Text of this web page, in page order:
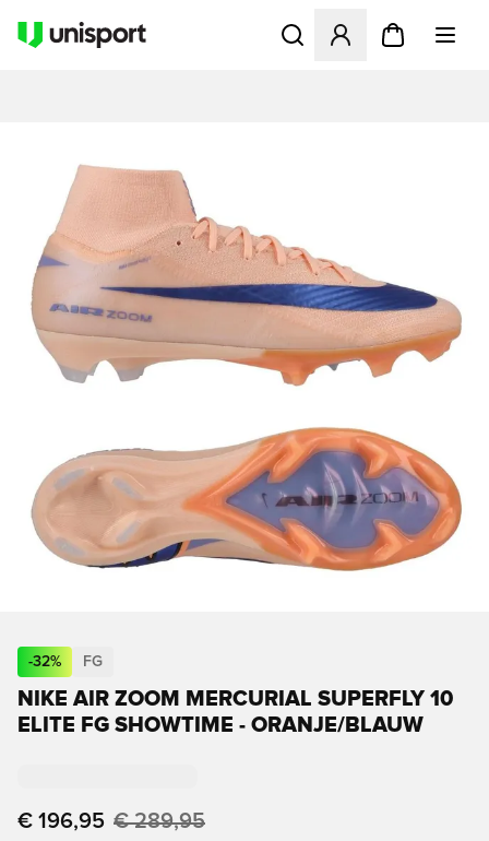
Opent een venster om in
-32% FG
NIKE AIR ZOOM MERCURIAL SUPERFLY 10
ELITE FG SHOWTIME - ORANJE/BLAUW
€ 196,95 € 289,95